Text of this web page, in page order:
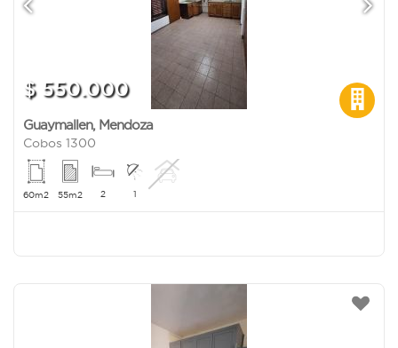
$ 550.000
Guaymallen, Mendoza
Cobos 1300
60m2 55m2 2 1